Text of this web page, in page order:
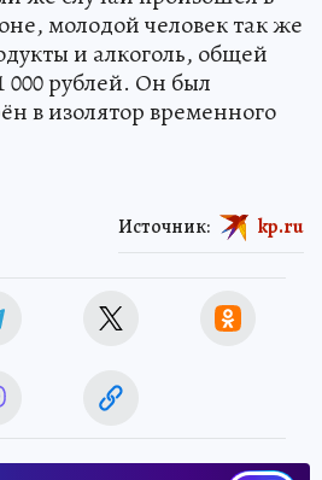
молодой человек так же
и алкоголь, общей
000 рублей. Он был
в изолятор временного
Источник: kp.ru